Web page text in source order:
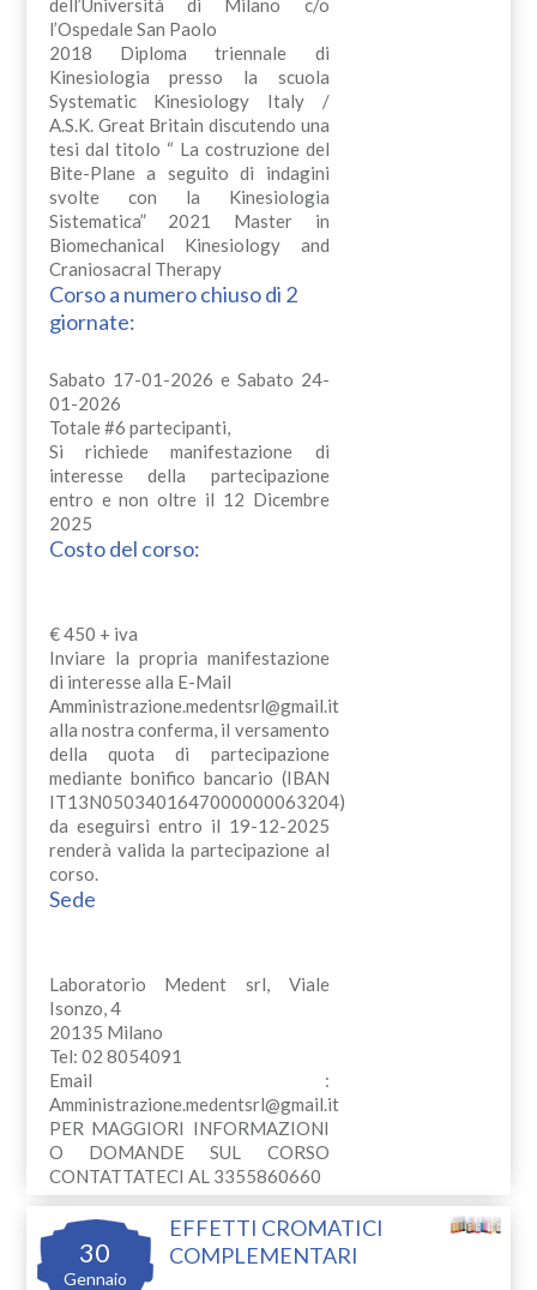
l’Ospedale San Paolo
2018 Diploma triennale di
Kinesiologia presso la scuola
Systematic Kinesiology Italy /
A.S.K. Great Britain discutendo una
tesi dal titolo “ La costruzione del
Bite-Plane a seguito di indagini
svolte con la Kinesiologia
Sistematica” 2021 Master in
Biomechanical Kinesiology and
Craniosacral Therapy
Corso a numero chiuso di 2
giornate:
Sabato 17-01-2026 e Sabato 24-
01-2026
Totale #6 partecipanti,
Si richiede manifestazione di
interesse della partecipazione
entro e non oltre il 12 Dicembre
2025
Costo del corso:
€ 450 + iva
Inviare la propria manifestazione
di interesse alla E-Mail
Amministrazione.medentsrl@gmail.it
alla nostra conferma, il versamento
della quota di partecipazione
mediante bonifico bancario (IBAN
IT13N0503401647000000063204)
da eseguirsi entro il 19-12-2025
renderà valida la partecipazione al
corso.
Sede
Laboratorio Medent srl, Viale
Isonzo, 4
20135 Milano
Tel: 02 8054091
Email :
Amministrazione.medentsrl@gmail.it
PER MAGGIORI INFORMAZIONI
O DOMANDE SUL CORSO
CONTATTATECI AL 3355860660
30
Gennaio
EFFETTI CROMATICI
COMPLEMENTARI